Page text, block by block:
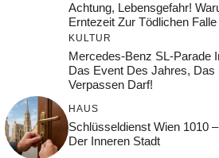
Achtung, Lebensgefahr!
Erntezeit Zur Tödlichen
KULTUR
Mercedes-Benz SL-Parade
Das Event Des Jahres, Das
Verpassen Darf!
HAUS
Schlüsseldienst Wien 1010
Der Inneren Stadt